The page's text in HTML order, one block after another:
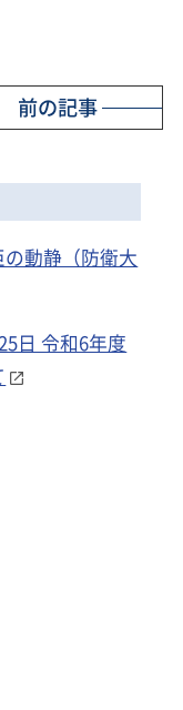
前の記事
動静（防衛大
日 令和6年度